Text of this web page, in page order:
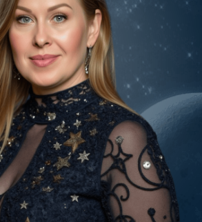
глубину.
карты, а разбор
механизмов,
жизнью человека
КУРС